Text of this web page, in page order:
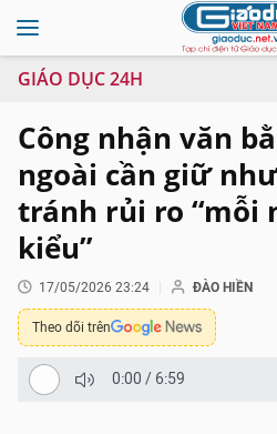
GIÁO DỤC 24H
Công nhận văn
ngoài cần giữ
tránh rủi ro “mỗi
kiểu”
17/05/2026 23:24 ĐÀO HIỀN
Theo dõi trên
0:00 / 6:59